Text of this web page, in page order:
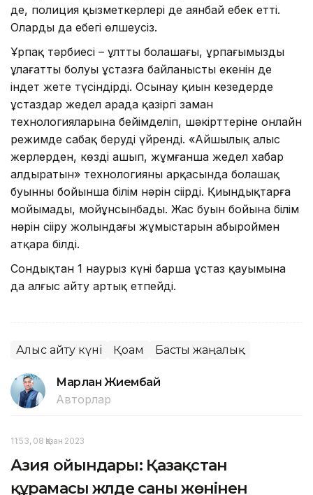
де, полиция қызметкерлері де аянбай еңбек етті.
Олардың да еңбегі өлшеусіз.
Ұрпақ тәрбиесі – ұлттың болашағы, ұрпағымыздың
ұлағатты болуы ұстазға байланысты екенін де
індет жете түсіндірді. Осынау қиын кезеңдерде
ұстаздар жедел арада қазіргі заман
технологияларына бейімделіп, шәкірттеріне онлайн
режимде сабақ беруді үйренді. «Айшылық алыс
жерлерден, көзді ашып, жұмғанша жедел хабар
алдыратын» технологияның арқасында болашақ
буынның бойынша білім нәрін сіңірді. Қиындықтарға
мойымады, мойұнсынбады. Жас буын бойына білім
нәрін сіңіру жолындағы жұмыстарын абыроймен
атқара білді.
Сондықтан 1 наурыз күні барша ұстаз қауымына
да алғыс айту артық етпейді.
Алғыс айту күні Қоғам Басты жаңалық
Марлан Жиембай
Авторлар
11:53, 08 Қазан 2023
Азия ойындары: Қазақстан
құрамасы жүлде саны жөнінен